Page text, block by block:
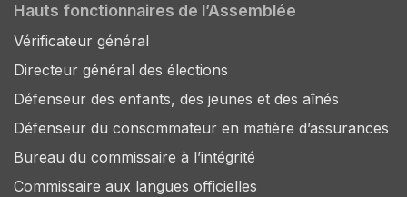
Hauts fonctionnaires de l’Assemblée
Vérificateur général
Directeur général des élections
Défenseur des enfants, des jeunes et des aînés
Défenseur du consommateur en matière d’assurances
Bureau du commissaire à l’intégrité
Commissaire aux langues officielles